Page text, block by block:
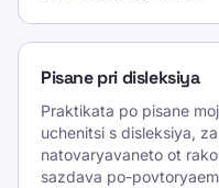
Pisane pri disleksiya
Praktikata po pisane
uchenitsi s disleksiya,
natovaryavaneto ot
sazdava po-